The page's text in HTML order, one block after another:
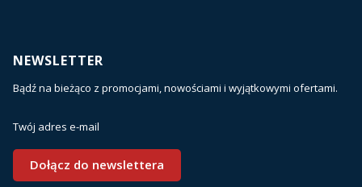
NEWSLETTER
Bądź na bieżąco z promocjami, nowościami i wyjątkowymi ofertami.
Twój adres e-mail
Dołącz do newslettera